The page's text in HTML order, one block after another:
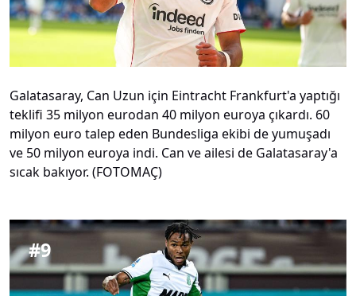
Galatasaray, Can Uzun için Eintracht Frankfurt'a yaptığı
teklifi 35 milyon eurodan 40 milyon euroya çıkardı. 60
milyon euro talep eden Bundesliga ekibi de yumuşadı
ve 50 milyon euroya indi. Can ve ailesi de Galatasaray'a
sıcak bakıyor. (FOTOMAÇ)
#9